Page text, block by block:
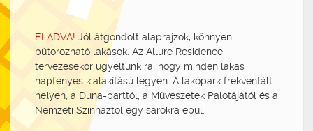
ELADVA! Jól átgondolt alaprajzok, könnyen
bútorozható lakások. Az Allure Residence
tervezésekor ügyeltünk rá, hogy minden lakás
napfényes kialakítású legyen. A lakópark frekventált
helyen, a Duna-parttól, a Művészetek Palotájától és a
Nemzeti Színháztól egy sarokra épül.